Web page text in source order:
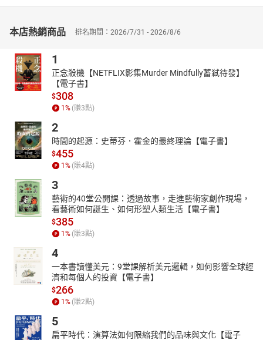
本店熱銷商品 排名期間：2026/7/31 - 2026/8/6
1
正念殺機【NETFLIX影集Murder Mindfully蓄弒待發】
【電子書】
$308
1 % (賺3點)
2
時間的起源：史蒂芬．霍金的最終理論【電子書】
$455
1 % (賺4點)
3
藝術的40堂公開課：透過故事，走進藝術家創作現場，
看藝術如何誕生、如何形塑人類生活【電子書】
$385
1 % (賺3點)
4
一本書讀懂美元：9堂課解析美元邏輯，如何影響全球經
濟和每個人的投資【電子書】
$266
1 % (賺2點)
5
扁平時代：演算法如何限縮我們的品味與文化【電子